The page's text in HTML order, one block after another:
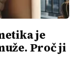
je
Proč ji